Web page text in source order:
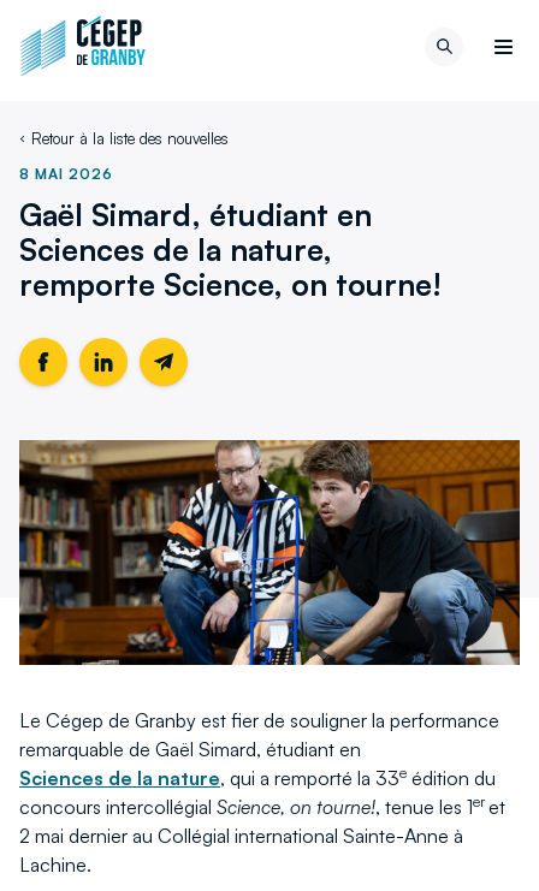
Aller au contenu
d'accueil
Retour à la liste des nouvelles
Gaël Simard, étudiant en
Sciences de la nature,
remporte Science, on tourne!
8 MAI 2026
Partager
sur
Facebook
Ce
dans
une
nouvelle
fenêtre
Partager
sur
LinkedIn
Ce
dans
une
nouvelle
fenêtre
Partager
par
email
Le Cégep de Granby est fier de souligner la performance
remarquable de Gaël Simard, étudiant en
Sciences de la nature, qui a remporté la 33e édition du
concours intercollégial Science, on tourne!, tenue les 1eret
2 mai dernier au Collégial international Sainte-Anne à
Lachine.